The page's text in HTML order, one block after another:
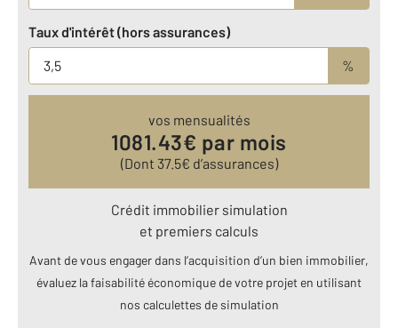
Taux d'intérêt (hors assurances)
%
vos mensualités
1081.43€ par mois
(Dont 37.5€ d’assurances)
Crédit immobilier simulation
et premiers calculs
Avant de vous engager dans l’acquisition d’un bien immobilier,
évaluez la faisabilité économique de votre projet en utilisant
nos calculettes de simulation